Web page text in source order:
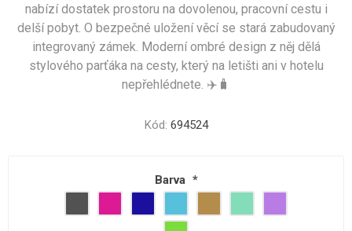
nabízí dostatek prostoru na dovolenou, pracovní cestu i
delší pobyt. O bezpečné uložení věcí se stará zabudovaný
integrovaný zámek. Moderní ombré design z něj dělá
stylového parťáka na cesty, který na letišti ani v hotelu
nepřehlédnete. ✈️🧳
Kód: 694524
Barva *